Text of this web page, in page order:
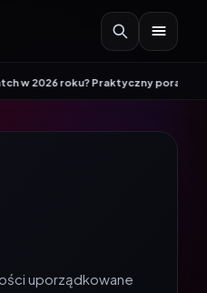
roku? Praktyczny poradnik przed
uporządkowane